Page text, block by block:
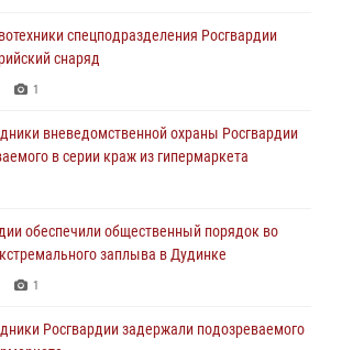
спецподразделения Росгвардии
снаряд
1
вневедомственной охраны Росгвардии
в серии краж из гипермаркета
обеспечили общественный порядок во
заплыва в Дудинке
1
Росгвардии задержали подозреваемого